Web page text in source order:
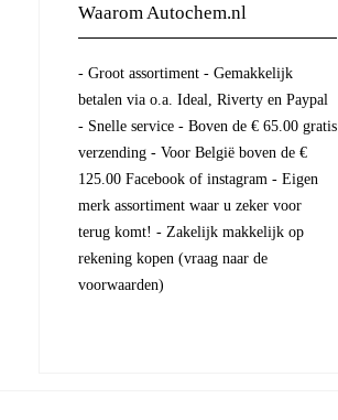
Waarom Autochem.nl
- Groot assortiment - Gemakkelijk
betalen via o.a. Ideal, Riverty en Paypal
- Snelle service - Boven de € 65.00 gratis
verzending - Voor België boven de €
125.00 Facebook of instagram - Eigen
merk assortiment waar u zeker voor
terug komt! - Zakelijk makkelijk op
rekening kopen (vraag naar de
voorwaarden)